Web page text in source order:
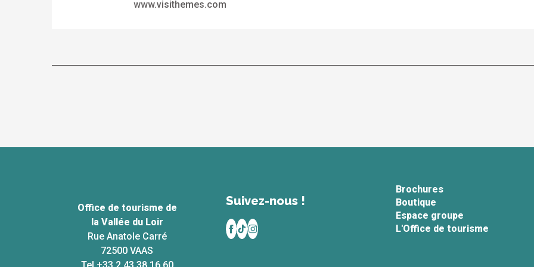
www.visithemes.com
Office de tourisme de
la Vallée du Loir
Rue Anatole Carré
72500 VAAS
Suivez-nous !
Brochures
Boutique
Espace groupe
L'Office de tourisme